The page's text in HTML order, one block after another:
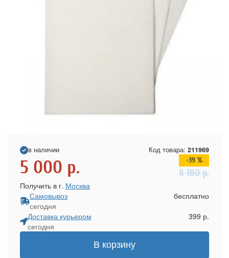
в наличии Код товара: 211969
5 000 р. -39 %
8 180р.
Получить в г. Москва
Самовывоз
сегодня
бесплатно
Доставка курьером
сегодня
399 р.
В корзину